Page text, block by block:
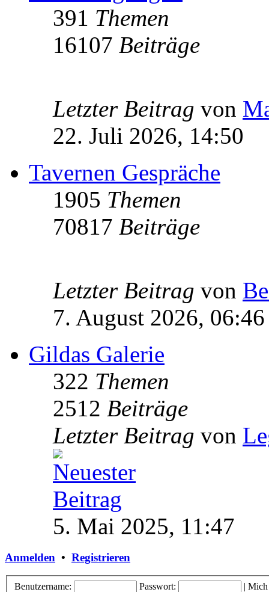
391 Themen
16107 Beiträge
Letzter Beitrag von
22. Juli 2026, 14:50
Tavernen Gespräche
1905 Themen
70817 Beiträge
Letzter Beitrag von
7. August 2026, 06:46
Gildas Galerie
322 Themen
2512 Beiträge
Letzter Beitrag von
5. Mai 2025, 11:47
Anmelden • Registrieren
Benutzername: Passwort: | Mich